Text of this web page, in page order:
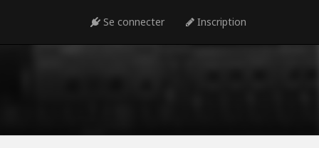
Se connecter Inscription